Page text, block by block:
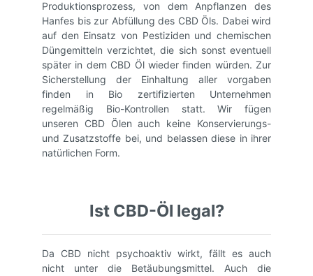
Produktionsprozess, von dem Anpflanzen des
Hanfes bis zur Abfüllung des CBD Öls. Dabei wird
auf den Einsatz von Pestiziden und chemischen
Düngemitteln verzichtet, die sich sonst eventuell
später in dem CBD Öl wieder finden würden. Zur
Sicherstellung der Einhaltung aller vorgaben
finden in Bio zertifizierten Unternehmen
regelmäßig Bio-Kontrollen statt. Wir fügen
unseren CBD Ölen auch keine Konservierungs-
und Zusatzstoffe bei, und belassen diese in ihrer
natürlichen Form.
Ist CBD-Öl legal?
Da CBD nicht psychoaktiv wirkt, fällt es auch
nicht unter die Betäubungsmittel. Auch die